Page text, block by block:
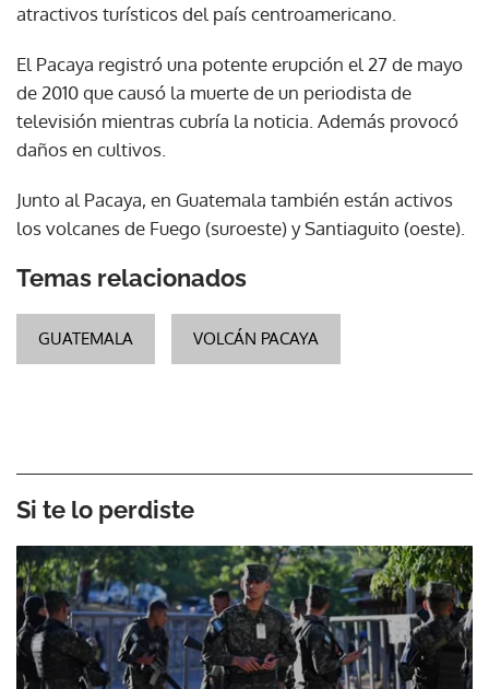
atractivos turísticos del país centroamericano.
El Pacaya registró una potente erupción el 27 de mayo
de 2010 que causó la muerte de un periodista de
televisión mientras cubría la noticia. Además provocó
daños en cultivos.
Junto al Pacaya, en Guatemala también están activos
los volcanes de Fuego (suroeste) y Santiaguito (oeste).
Temas relacionados
GUATEMALA VOLCÁN PACAYA
Si te lo perdiste